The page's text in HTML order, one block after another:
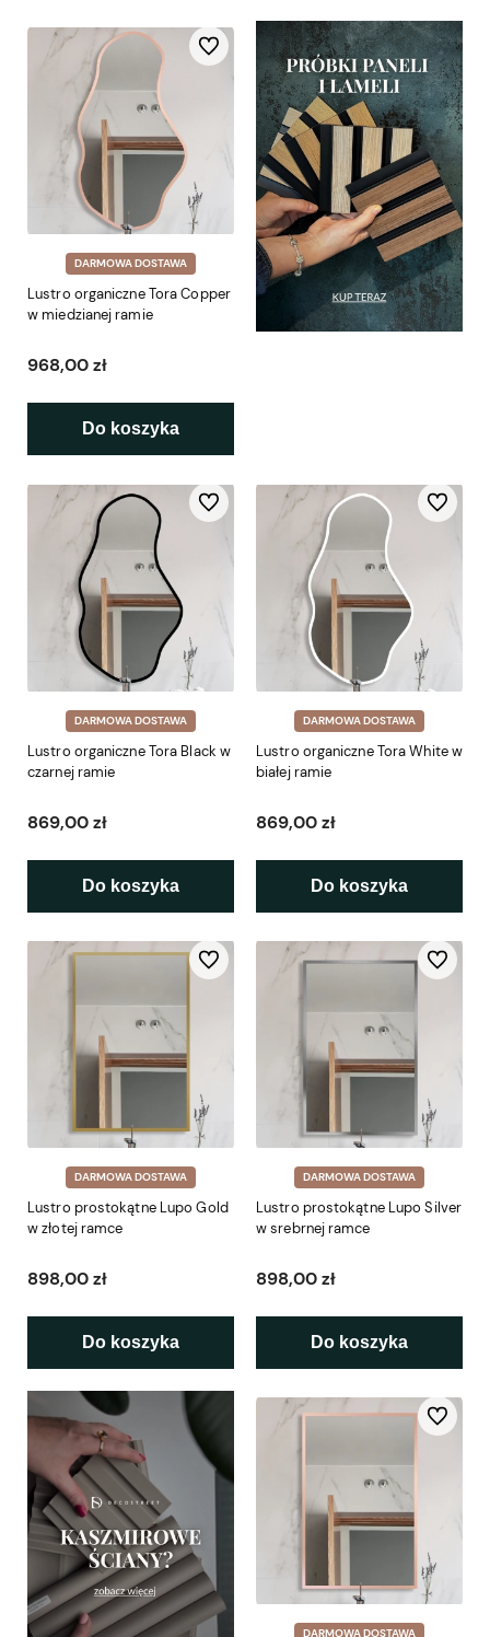
DARMOWA DOSTAWA
Lustro organiczne Tora Copper
w miedzianej ramie
968,00 zł
Do koszyka
Do ulubionych
DARMOWA DOSTAWA
Lustro organiczne Tora Black w
czarnej ramie
869,00 zł
Do koszyka
Do ulubionych
DARMOWA DOSTAWA
Lustro organiczne Tora White w
białej ramie
869,00 zł
Do koszyka
Do
DARMOWA DOSTAWA
Lustro prostokątne Lupo Gold
w złotej ramce
898,00 zł
Do koszyka
Do ulubionych
DARMOWA DOSTAWA
Lustro prostokątne Lupo Silver
w srebrnej ramce
898,00 zł
Do koszyka
Do
DARMOWA DOSTAWA
Do